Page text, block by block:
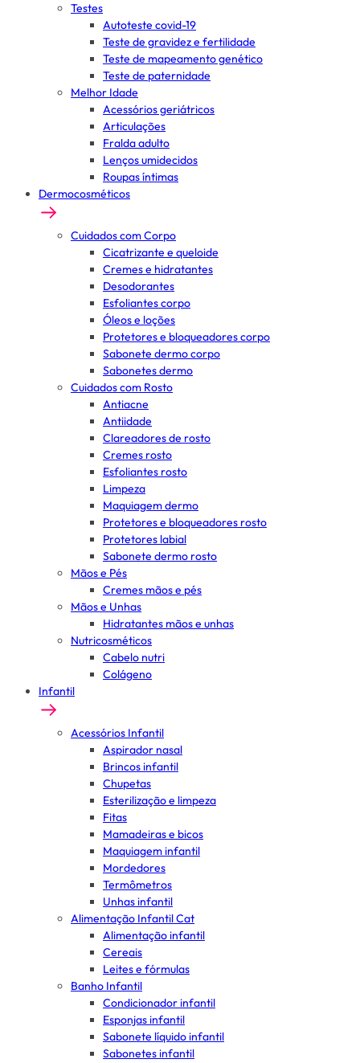
Testes
Autoteste covid-19
Teste de gravidez e fertilidade
Teste de mapeamento genético
Teste de paternidade
Melhor Idade
Acessórios geriátricos
Articulações
Fralda adulto
Lenços umidecidos
Roupas íntimas
Dermocosméticos
Cuidados com Corpo
Cicatrizante e queloide
Cremes e hidratantes
Desodorantes
Esfoliantes corpo
Óleos e loções
Protetores e bloqueadores corpo
Sabonete dermo corpo
Sabonetes dermo
Cuidados com Rosto
Antiacne
Antiidade
Clareadores de rosto
Cremes rosto
Esfoliantes rosto
Limpeza
Maquiagem dermo
Protetores e bloqueadores rosto
Protetores labial
Sabonete dermo rosto
Mãos e Pés
Cremes mãos e pés
Mãos e Unhas
Hidratantes mãos e unhas
Nutricosméticos
Cabelo nutri
Colágeno
Infantil
Acessórios Infantil
Aspirador nasal
Brincos infantil
Chupetas
Esterilização e limpeza
Fitas
Mamadeiras e bicos
Maquiagem infantil
Mordedores
Termômetros
Unhas infantil
Alimentação Infantil Cat
Alimentação infantil
Cereais
Leites e fórmulas
Banho Infantil
Condicionador infantil
Esponjas infantil
Sabonete líquido infantil
Sabonetes infantil